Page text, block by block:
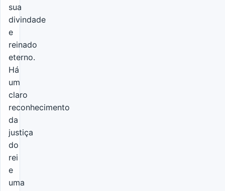
sua
divindade
e
reinado
eterno.
Há
um
claro
reconhecimento
da
justiça
do
rei
e
uma